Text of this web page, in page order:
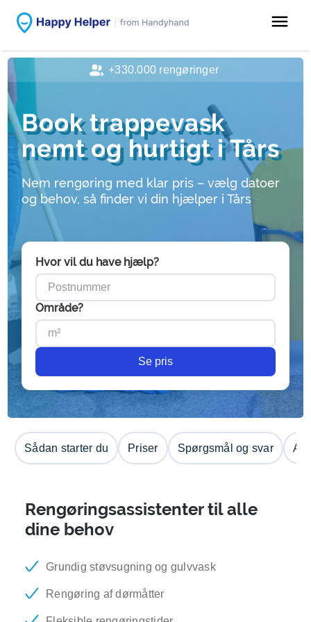
menu
Book trappevask
nemt og hurtigt i Tårs
Nem rengøring med klar pris – vælg datoer
og behov, så finder vi din hjælper i Tårs
Hvor vil du have hjælp?
Område?
Se pris
Sådan starter du Priser Spørgsmål og svar
Rengøringsassistenter til alle
dine behov
Grundig støvsugning og gulvvask
Rengøring af dørmåtter
+330.000 rengøringer